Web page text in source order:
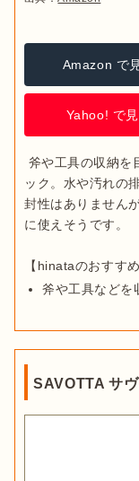
Amazon で
Yahoo! で
ック。水や汚れの
封性はありません
に使えそうです。
斧や工具などを
SAVOTTA サ